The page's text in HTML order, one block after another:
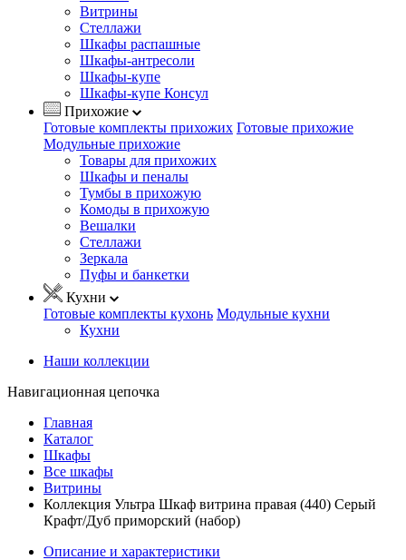
Витрины
Стеллажи
Шкафы распашные
Шкафы-антресоли
Шкафы-купе
Шкафы-купе Консул
Прихожие
Готовые комплекты прихожих Готовые прихожие
Модульные прихожие
Товары для прихожих
Шкафы и пеналы
Тумбы в прихожую
Комоды в прихожую
Вешалки
Стеллажи
Зеркала
Пуфы и банкетки
Кухни
Готовые комплекты кухонь Модульные кухни
Кухни
Наши коллекции
Навигационная цепочка
Главная
Каталог
Шкафы
Все шкафы
Витрины
Коллекция Ультра Шкаф витрина правая (440) Серый
Крафт/Дуб приморский (набор)
Описание и характеристики